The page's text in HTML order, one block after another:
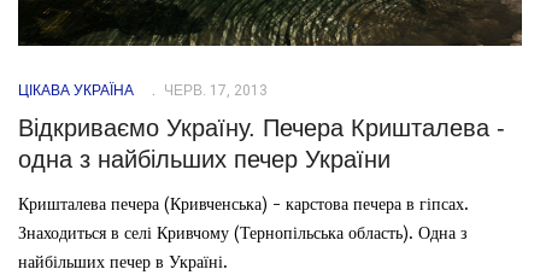
ЦІКАВА УКРАЇНА ЧЕРВ. 17, 2013
Відкриваємо Україну. Печера Кришталева -
одна з найбільших печер України
Кришталева печера (Кривченська) - карстова печера в гіпсах.
Знаходиться в селі Кривчому (Тернопільська область). Одна з
найбільших печер в Україні.